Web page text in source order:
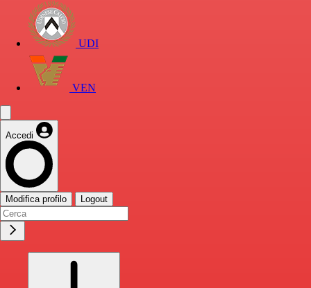
UDI
VEN
Accedi
Modifica profilo Logout